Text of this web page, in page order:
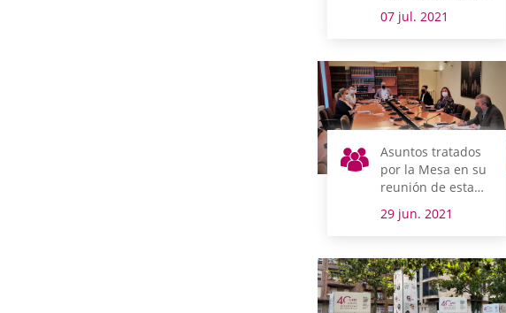
07 jul. 2021
Asuntos tratados
por la Mesa en su
reunión de esta
mañana
29 jun. 2021